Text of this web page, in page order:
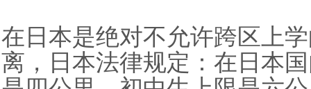
在日本是绝对不允许跨区上
离，日本法律规定：在日本